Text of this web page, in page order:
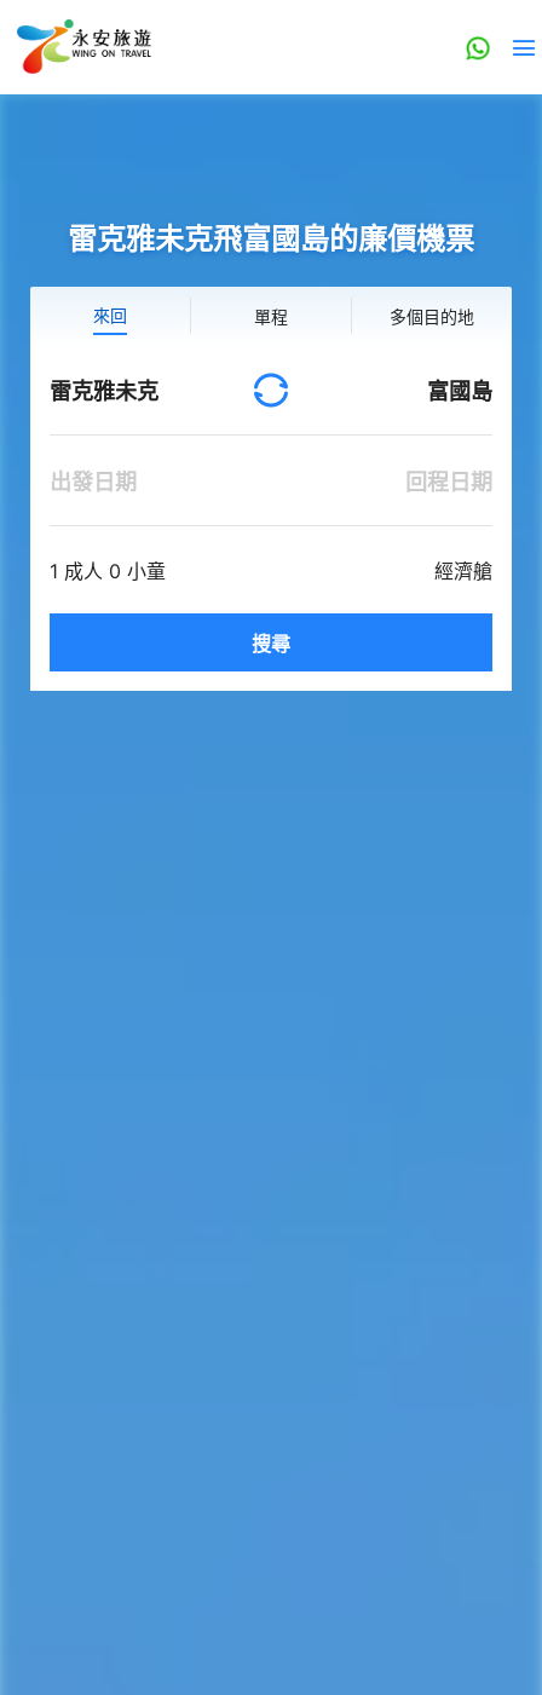
雷克雅未克飛富國島的廉價機票
來回 單程 多個目的地
雷克雅未克 富國島
出發日期 回程日期
1 成人 0 小童 經濟艙
搜尋